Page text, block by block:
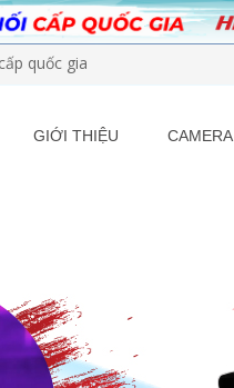
quốc gia
GIỚI THIỆU CAMERA